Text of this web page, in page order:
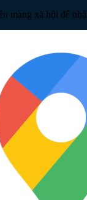
mạng xã hội để